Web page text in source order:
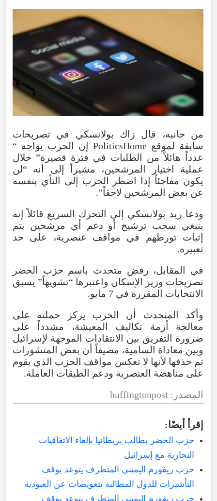
من جانبه، قال زاك بولانسكي في
تصريحات
سابقة لموقع PoliticsHome إن الحزب يواجه “
عدداً
هائلاً من الطلبات في فترة قصيرة” خلال
عملية
اختيار المرشحين، مشيراً إلى أنه “لن
يكون مفاجئاً إذا اضطر الحزب إلى النأي بنفسه
عن بعض المرشحين لاحقاً”.
ودعا ريد بولانسكي إلى التحرك السريع قائلاً
إنه
ينبغي
سحب ترشيح أو دعم أي مرشحين
يتم
إثبات
تورطهم في مواقف عنصرية، على
حد
تعبيره.
في
المقابل، رفض متحدث باسم حزب
الخضر
تصريحات وزير الإسكان واعتبرها “تشويهاً” يسبق
الانتخابات المقررة في مايو.
وأكد
المتحدث أن الحزب يركز حملته
على
معالجة
أزمة تكاليف المعيشة، مشدداً
على
ضرورة
التفريق بين الانتقادات الموجهة لإسرائيل
وبين معاداة السامية، مضيفاً أن بعض المنشورات
تم حذفها لأنها لا تعكس مواقف الحزب الذي يقوم
على مناهضة العنصرية ودعم الطبقات العاملة.
المصدر :
huffingtonpost
إقرأ أيضًا:
حزب الخضر يطالب بريطانيا بإلغاء الاتفاقيات
التجارية مع إسرائيل
حزب ريفورم اليميني المتطرف يتوعد بوقف
التأشيرات للدول المطالبة بتعويضات عن العبودية
حزب ريفورم اليميني المتطرف يتوعد بوقف